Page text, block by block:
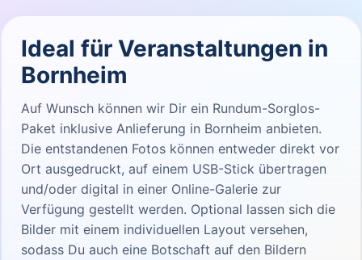
Ideal für Veranstaltungen in
Bornheim
Auf Wunsch können wir Dir ein Rundum-Sorglos-
Paket inklusive Anlieferung in Bornheim anbieten.
Die entstandenen Fotos können entweder direkt vor
Ort ausgedruckt, auf einem USB-Stick übertragen
und/oder digital in einer Online-Galerie zur
Verfügung gestellt werden. Optional lassen sich die
Bilder mit einem individuellen Layout versehen,
sodass Du auch eine Botschaft auf den Bildern